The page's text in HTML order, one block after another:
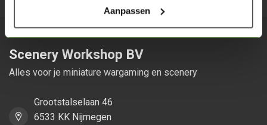
Aanpassen
Scenery Workshop BV
Alles voor je miniature wargaming en scenery
Grootstalselaan 46
6533 KK Nijmegen